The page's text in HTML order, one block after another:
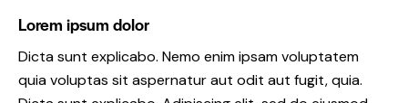
Lorem ipsum dolor
Dicta sunt explicabo. Nemo enim ipsam voluptatem
quia voluptas sit aspernatur aut odit aut fugit, quia.